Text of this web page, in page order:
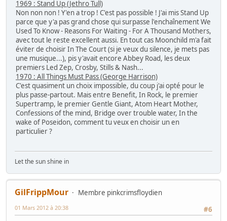
1969 : Stand Up (Jethro Tull)
Non non non ! Y'en a trop ! C'est pas possible ! J'ai mis Stand Up
parce que y'a pas grand chose qui surpasse l'enchaînement We
Used To Know - Reasons For Waiting - For A Thousand Mothers,
avec tout le reste excellent aussi. En tout cas Moonchild m'a fait
éviter de choisir In The Court (si je veux du silence, je mets pas
une musique...), pis y'avait encore Abbey Road, les deux
premiers Led Zep, Crosby, Stills & Nash...
1970 : All Things Must Pass (George Harrison)
C'est quasiment un choix impossible, du coup j'ai opté pour le
plus passe-partout. Mais entre Benefit, In Rock, le premier
Supertramp, le premier Gentle Giant, Atom Heart Mother,
Confessions of the mind, Bridge over trouble water, In the
wake of Poseidon, comment tu veux en choisir un en
particulier ?
Let the sun shine in
GilFrippMour
Membre pinkcrimsfloydien
#6
01 Mars 2012 à 20:38